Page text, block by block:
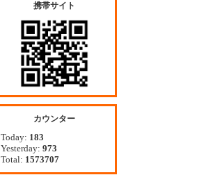
携帯サイト
カウンター
Today: 183
Yesterday: 973
Total: 1573707